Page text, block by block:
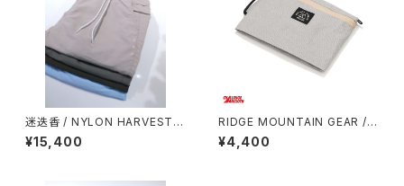
迷迭香 / NYLON HARVEST T
RAINER CLASSIC（2026）
¥15,400
RIDGE MOUNTAIN GEAR /
TRAVEL POUCH PLUS（ULT
RA）
¥4,400